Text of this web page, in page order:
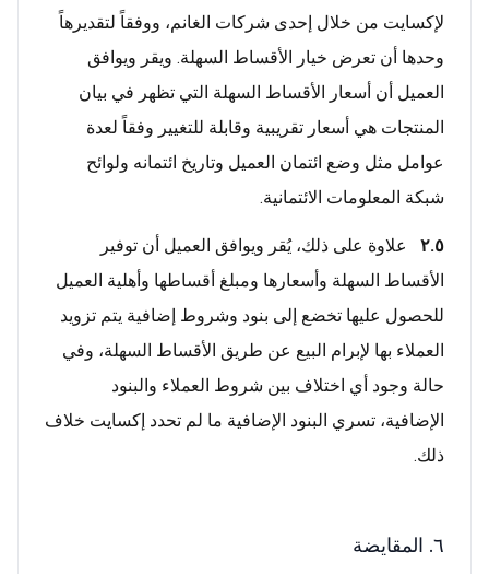
لإكسايت من خلال إحدى شركات الغانم، ووفقاً لتقديرهاً
وحدها أن تعرض خيار الأقساط السهلة. ويقر ويوافق
العميل أن أسعار الأقساط السهلة التي تظهر في بيان
المنتجات هي أسعار تقريبية وقابلة للتغيير وفقاً لعدة
عوامل مثل وضع ائتمان العميل وتاريخ ائتمانه ولوائح
شبكة المعلومات الائتمانية.
٢.٥
علاوة على ذلك، يُقر ويوافق العميل أن توفير
الأقساط السهلة وأسعارها ومبلغ أقساطها وأهلية العميل
للحصول عليها تخضع إلى بنود وشروط إضافية يتم تزويد
العملاء بها لإبرام البيع عن طريق الأقساط السهلة، وفي
حالة وجود أي اختلاف بين شروط العملاء والبنود
الإضافية، تسري البنود الإضافية ما لم تحدد إكسايت خلاف
ذلك.
٦. المقايضة